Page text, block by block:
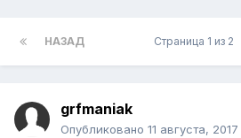
НАЗАД Страница 1 из 2
grfmaniak
Опубликовано 11 августа, 2017